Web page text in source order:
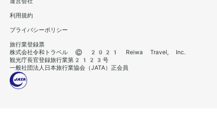
利用規約
プライバシーポリシー
旅行業登録票
株式会社令和トラベル © 2021 Reiwa Travel, Inc.
観光庁長官登録旅行業第2123号
一般社団法人日本旅行業協会（JATA）正会員